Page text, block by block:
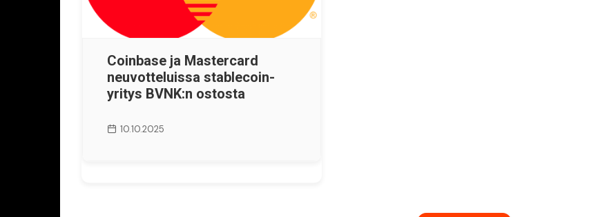
Coinbase ja Mastercard
neuvotteluissa stablecoin-
yritys BVNK:n ostosta
10.10.2025